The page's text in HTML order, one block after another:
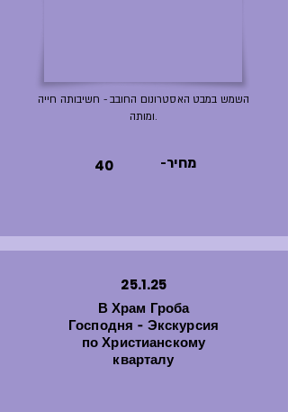
השמש במבט האסטרונום החובב - חשיבותה חייה
ומותה.
40 -מחיר
25.1.25
В Храм Гроба
Господня - Экскурсия
по Христианскому
кварталу